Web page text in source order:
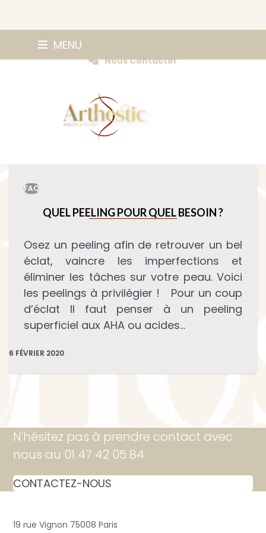
MENU
Nous Contacter
FAQ
QUEL PEELING POUR QUEL BESOIN ?
Osez un peeling afin de retrouver un bel
éclat, vaincre les imperfections et
éliminer les tâches sur votre peau. Voici
les peelings à privilégier ! Pour un coup
d’éclat Il faut penser à un peeling
superficiel aux AHA ou acides…
6 FÉVRIER 2020
N'hésitez pas à prendre contact avec
nous au 01 47 42 05 84
CONTACTEZ-NOUS
19 rue Vignon 75008 Paris